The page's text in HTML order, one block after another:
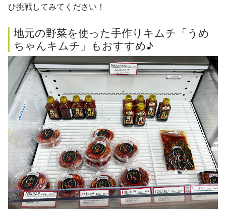
ひ挑戦してみてください！
地元の野菜を使った手作りキムチ「うめ
ちゃんキムチ」もおすすめ♪